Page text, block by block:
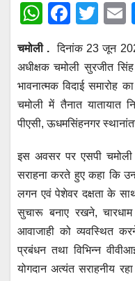
W
at
s
A
p
p
F
a
c
e
b
o
o
k
T
tt
er
चमोली . दिनांक 23 जून
अधीक्षक चमोली सुरजीत
भावनात्मक विदाई समारोह
चमोली में तैनात यातायात
पीएसी, ऊधमसिंहनगर
इस अवसर पर एसपी
सराहना करते हुए कहा कि
लगन एवं पेशेवर दक्षता के
सुचारू बनाए रखने,
आवाजाही को व्यवस्थित
प्रबंधन तथा विभिन्न
योगदान अत्यंत सराहनीय